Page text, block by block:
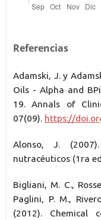
Referencias
Adamski, J. y
Oils - Alpha and
19. Annals of
07(09). https://
Alonso, J.
nutracéuticos (1ra
Bigliani, M. C.,
Paglini, P. M.,
(2012). Chemical